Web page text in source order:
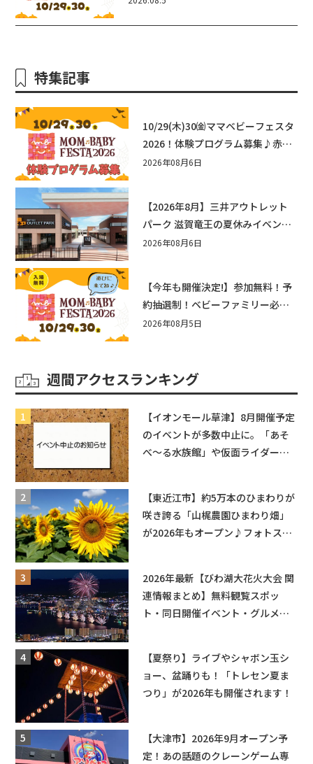
エリ守山
特集記事
10/29(木)30㈮ママベビーフェスタ
2026！体験プログラム募集♪赤ち
ゃん向けイベントに出演しません
2026年08月6日
【2026年8月】三井アウトレット
パーク 滋賀竜王の夏休みイベント
まとめ！びしょぬれ水あそび・激
2026年08月6日
【今年も開催決定!】参加無料！予
約抽選制！ベビーファミリー必見
☆入場無料☆10/29(木)30(金)ママ
2026年08月5日
週間アクセスランキング
【イオンモール草津】8月開催予定
のイベントが多数中止に。「あそ
べ〜る水族館」や仮面ライダーシ
【東近江市】約5万本のひまわりが
咲き誇る「山梶農園ひまわり畑」
が2026年もオープン♪フォトスポ
2026年最新【びわ湖大花火大会 関
連情報まとめ】無料観覧スポッ
ト・同日開催イベント・グルメマ
【夏祭り】ライブやシャボン玉シ
ョー、盆踊りも！「トレセン夏ま
つり」が2026年も開催されます！
【大津市】2026年9月オープン予
定！あの話題のクレーンゲーム専